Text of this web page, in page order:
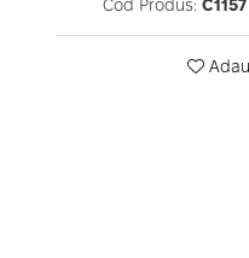
Cod Produs: C1157